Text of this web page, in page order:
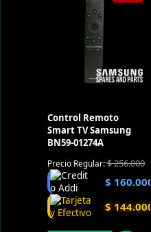
Control Remoto
Smart TV Samsung
BN59-01274A
Precio Regular:$256.000
$ 160.000
$ 144.000